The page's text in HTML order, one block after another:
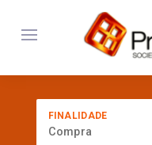
FINALIDADE
Compra